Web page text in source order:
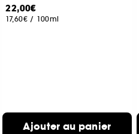
22,00€
17,60€ / 100ml
Ajouter au panier